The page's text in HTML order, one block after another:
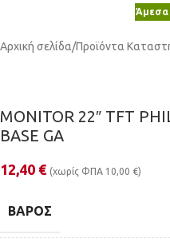
Άμεσα
Αρχική σελίδα/Προϊόντα
MONITOR 22″ TFT
BASE GA
12,40 € (χωρίς ΦΠΑ 10,00 €)
ΒΆΡΟΣ